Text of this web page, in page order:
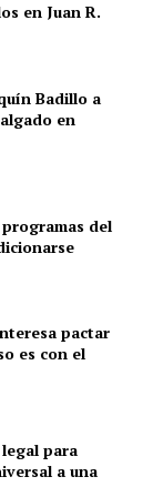
en Juan R.
Badillo a
en
del
pactar
es con el
para
a una